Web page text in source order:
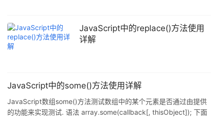
某些属性只对特定的事件有意义.比如,fromElement 和 toElement
属性只对 onmouseover 和 onmouseout 事件有意义. 例子下面的例
子检查鼠标是否在链接上单击,并且,如
JavaScript中的replace()方法使用
详解
JavaScript中的some()方法使用详解
JavaScript数组some()方法测试数组中的某个元素是否通过由提供
的功能来实现测试. 语法 array.some(callback[, thisObject]); 下面